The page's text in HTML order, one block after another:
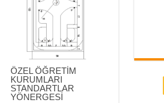
ÖZEL ÖĞRETİM
KURUMLARI
STANDARTLAR
YÖNERGESİ